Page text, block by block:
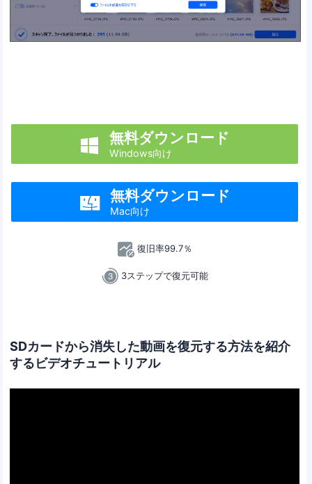
 無料ダウンロード
Windows向け
 無料ダウンロード
Mac向け
復旧率99.7％
3ステップで復元可能
SDカードから消失した動画を復元する方法を紹介
するビデオチュートリアル